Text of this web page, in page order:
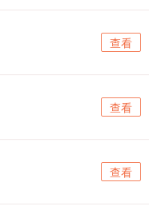
查看
查看
查看